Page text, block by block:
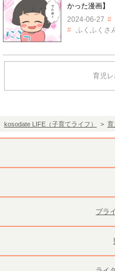
かった漫画】
2024-06-27
ふくふくさ
育児
kosodate LIFE（子育てライフ） > 育
プラ